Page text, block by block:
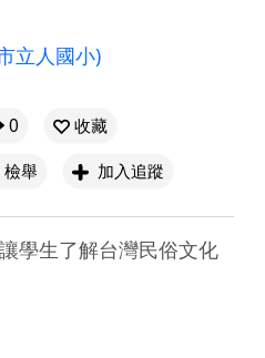
立人國小)
0
收藏
檢舉 加入追蹤
學生了解台灣民俗文化